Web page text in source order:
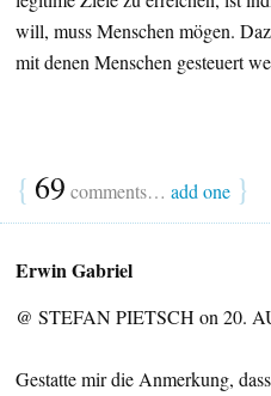
will, muss Menschen mögen.
mit denen Menschen gesteuert
{ 69 comments… add one }
Erwin Gabriel
@ STEFAN PIETSCH on 20.
Gestatte mir die Anmerkung,